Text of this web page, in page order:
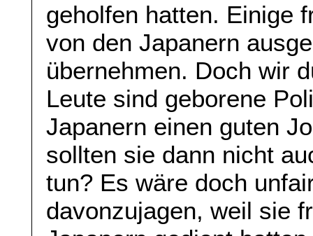
geholfen hatten. Einige
von den Japanern
übernehmen. Doch wir
Leute sind geborene
Japanern einen guten
sollten sie dann nicht
tun? Es wäre doch
davonzujagen, weil sie